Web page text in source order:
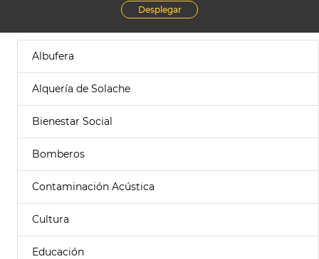
Desplegar
Albufera
Alquería de Solache
Bienestar Social
Bomberos
Contaminación Acústica
Cultura
Educación